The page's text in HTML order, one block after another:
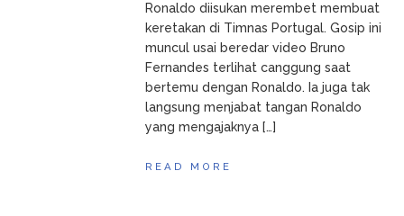
Ronaldo diisukan merembet membuat
keretakan di Timnas Portugal. Gosip ini
muncul usai beredar video Bruno
Fernandes terlihat canggung saat
bertemu dengan Ronaldo. Ia juga tak
langsung menjabat tangan Ronaldo
yang mengajaknya […]
READ MORE